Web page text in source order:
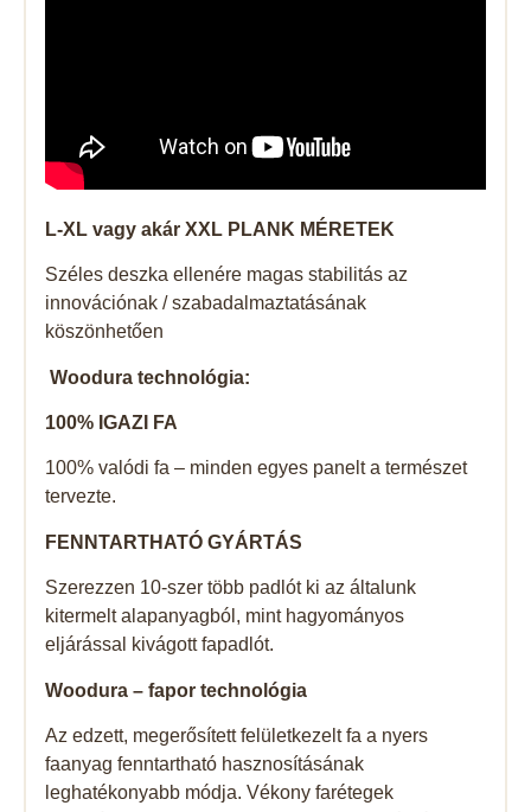
L-XL vagy akár XXL PLANK MÉRETEK
Széles deszka ellenére magas stabilitás az
innovációnak / szabadalmaztatásának
köszönhetően
Woodura technológia:
100% IGAZI FA
100% valódi fa – minden egyes panelt a természet
tervezte.
FENNTARTHATÓ GYÁRTÁS
Szerezzen 10-szer több padlót ki az általunk
kitermelt alapanyagból, mint hagyományos
eljárással kivágott fapadlót.
Woodura – fapor technológia
Az edzett, megerősített felületkezelt fa a nyers
faanyag fenntartható hasznosításának
leghatékonyabb módja. Vékony farétegek